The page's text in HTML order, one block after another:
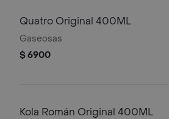
Quatro Original 400ML
Gaseosas
$ 6900
Kola Román Original 400ML